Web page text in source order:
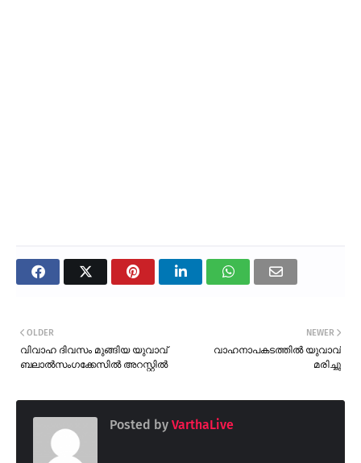
NEWER
വാഹനാപകടത്തിൽ യുവാവ്
മരിച്ചു
OLDER
വിവാഹ ദിവസം മുങ്ങിയ യുവാവ്
ബലാൽസംഗക്കേസിൽ അറസ്റ്റിൽ
Posted by VarthaLive